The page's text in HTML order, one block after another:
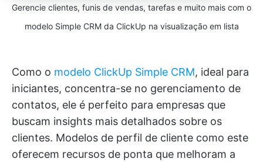
Gerencie clientes, funis de vendas, tarefas e muito mais com o
modelo Simple CRM da ClickUp na visualização em lista
Como o modelo ClickUp Simple CRM, ideal para
iniciantes, concentra-se no gerenciamento de
contatos, ele é perfeito para empresas que
buscam insights mais detalhados sobre os
clientes. Modelos de perfil de cliente como este
oferecem recursos de ponta que melhoram a